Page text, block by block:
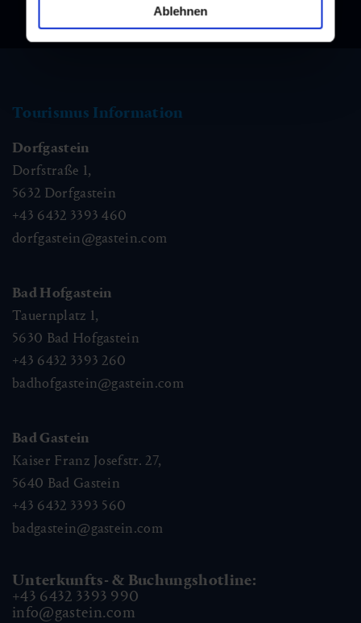
Ablehnen
Tourismus Information
Dorfgastein
Dorfstraße 1,
5632 Dorfgastein
+43 6432 3393 460
dorfgastein@gastein.com
Bad Hofgastein
Tauernplatz 1,
5630 Bad Hofgastein
+43 6432 3393 260
badhofgastein@gastein.com
Bad Gastein
Kaiser Franz Josefstr. 27,
5640 Bad Gastein
+43 6432 3393 560
badgastein@gastein.com
Unterkunfts- & Buchungshotline:
+43 6432 3393 990
info@gastein.com